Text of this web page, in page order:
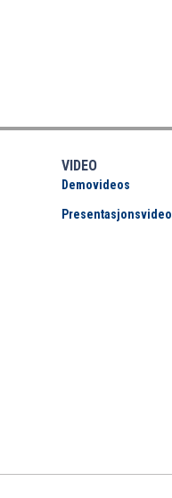
VIDEO
Demovideos
Presentasjonsvideo